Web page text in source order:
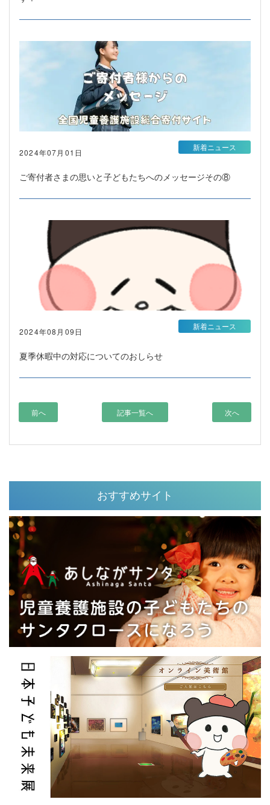
2024年07月01日
ご寄付者さまの思いと子どもたちへのメッセージその⑧
新着ニュース
2024年08月09日
夏季休暇中の対応についてのおしらせ
新着ニュース
前へ 記事一覧へ 次へ
おすすめサイト